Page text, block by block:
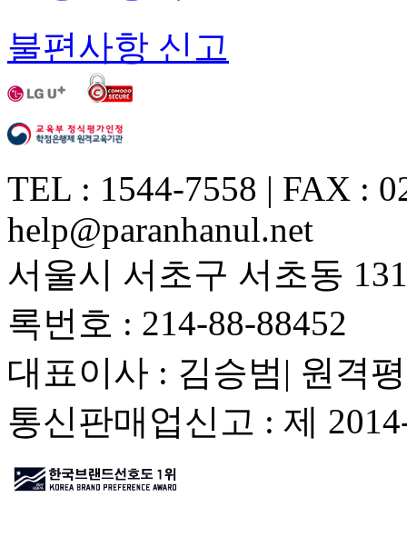
불편사항 신고
TEL : 1544-7558 | FAX :
help@paranhanul.net
서울시 서초구 서초동
록번호 : 214-88-88452
대표이사 : 김승범| 원격
통신판매업신고 : 제